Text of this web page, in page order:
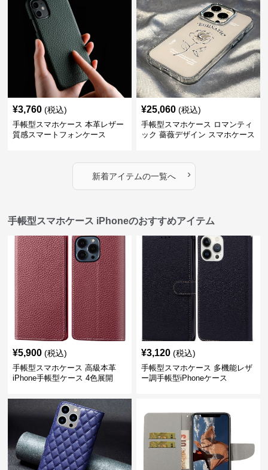
¥3,760 (税込)
手帳型スマホケース 本革レザー
質感スマートフォンケース
¥25,060 (税込)
手帳型スマホケース ロマンティ
ック 薔薇デザイン スマホケース
新着アイテムの一覧へ ›
手帳型スマホケース iPhoneのおすすめアイテム
¥5,900 (税込)
手帳型スマホケース 高級本革
iPhone手帳型ケース 4色展開
¥3,120 (税込)
手帳型スマホケース 多機能レザ
ー調手帳型iPhoneケース